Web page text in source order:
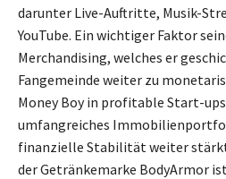
darunter Live-Auftritte, Musik-
YouTube. Ein wichtiger Faktor
Merchandising, welches er
Fangemeinde weiter zu
Money Boy in profitable Start-
umfangreiches
finanzielle Stabilität weiter
der Getränkemarke BodyArmor